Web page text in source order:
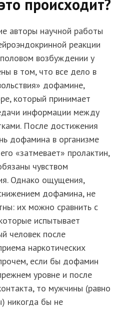
происходит?
авторы научной работы
реакции
возбуждении у
в том, что все дело в
дофамине,
который принимает
информации между
После достижения
дофамина в организме
«затмевает» пролактин,
чувством
Однако ощущения,
дофамина, не
их можно сравнить с
испытывает
человек после
наркотических
если бы дофамин
уровне и после
то мужчины (равно
никогда бы не